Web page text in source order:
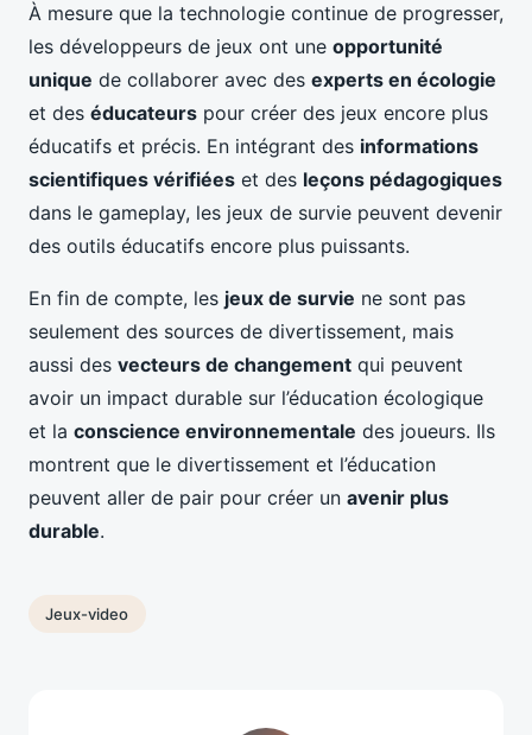
À mesure que la technologie continue de progresser,
les développeurs de jeux ont une opportunité
unique de collaborer avec des experts en écologie
et des éducateurs pour créer des jeux encore plus
éducatifs et précis. En intégrant des informations
scientifiques vérifiées et des leçons pédagogiques
dans le gameplay, les jeux de survie peuvent devenir
des outils éducatifs encore plus puissants.
En fin de compte, les jeux de survie ne sont pas
seulement des sources de divertissement, mais
aussi des vecteurs de changement qui peuvent
avoir un impact durable sur l’éducation écologique
et la conscience environnementale des joueurs. Ils
montrent que le divertissement et l’éducation
peuvent aller de pair pour créer un avenir plus
durable.
Jeux-video